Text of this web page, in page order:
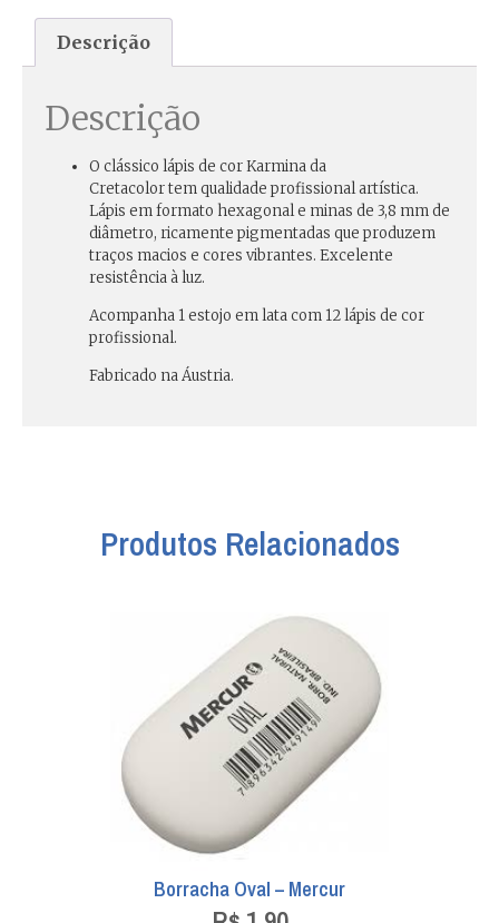
Descrição
Descrição
O clássico lápis de corKarmina da
Cretacolortemqualidade profissional artística.
Lápis em formato hexagonal e minas de 3,8 mm de
diâmetro, ricamente pigmentadas que produzem
traços macios e cores vibrantes. Excelente
resistência à luz.
Acompanha 1 estojo em lata com 12 lápis de cor
profissional.
Fabricado na Áustria.
Produtos Relacionados
Borracha Oval – Mercur